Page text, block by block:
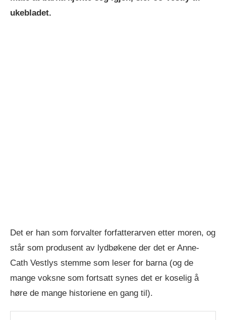
ukebladet.
Det er han som forvalter forfatterarven etter moren, og
står som produsent av lydbøkene der det er Anne-
Cath Vestlys stemme som leser for barna (og de
mange voksne som fortsatt synes det er koselig å
høre de mange historiene en gang til).